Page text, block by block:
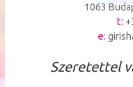
1063
t:
e:
Szeretettel